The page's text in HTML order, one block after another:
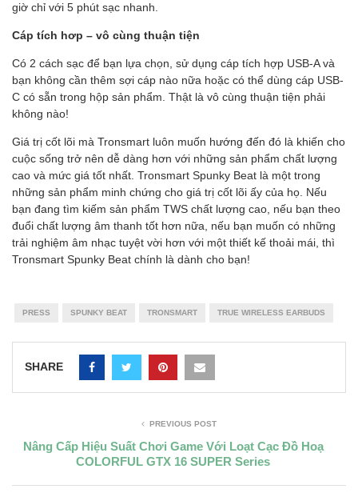
giờ chỉ với 5 phút sạc nhanh.
Cáp tích hơp – vô cùng thuận tiện
Có 2 cách sạc để bạn lựa chọn, sử dụng cáp tích hợp USB-A và
bạn không cần thêm sợi cáp nào nữa hoặc có thể dùng cáp USB-
C có sẵn trong hộp sản phẩm. Thật là vô cùng thuận tiện phải
không nào!
Giá trị cốt lõi mà Tronsmart luôn muốn hướng đến đó là khiến cho
cuộc sống trở nên dễ dàng hơn với những sản phẩm chất lượng
cao và mức giá tốt nhất. Tronsmart Spunky Beat là một trong
những sản phẩm minh chứng cho giá trị cốt lõi ấy của họ. Nếu
bạn đang tìm kiếm sản phẩm TWS chất lượng cao, nếu bạn theo
đuổi chất lượng âm thanh tốt hơn nữa, nếu bạn muốn có những
trải nghiệm âm nhạc tuyệt vời hơn với một thiết kế thoải mái, thì
Tronsmart Spunky Beat chính là dành cho bạn!
PRESS SPUNKY BEAT TRONSMART TRUE WIRELESS EARBUDS
SHARE
PREVIOUS POST
Nâng Cấp Hiệu Suất Chơi Game Với Loạt Cạc Đồ Hoạ
COLORFUL GTX 16 SUPER Series